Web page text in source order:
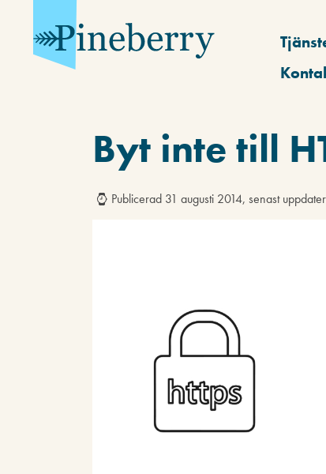
Byt inte till
Publicerad 31 augusti 2014, senast